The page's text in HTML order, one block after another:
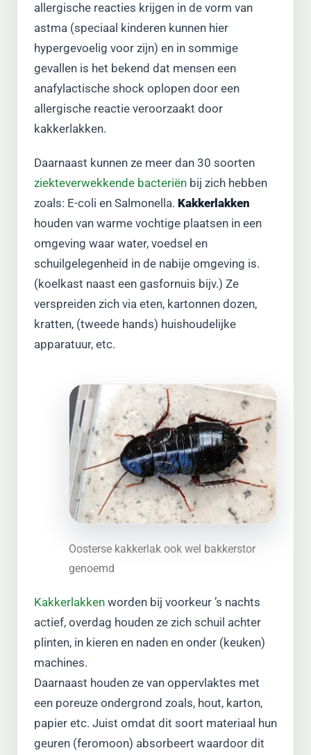
allergische reacties krijgen in de vorm van
astma (speciaal kinderen kunnen hier
hypergevoelig voor zijn) en in sommige
gevallen is het bekend dat mensen een
anafylactische shock oplopen door een
allergische reactie veroorzaakt door
kakkerlakken.
Daarnaast kunnen ze meer dan 30 soorten
ziekteverwekkende bacteriën bij zich hebben
zoals: E-coli en Salmonella. Kakkerlakken
houden van warme vochtige plaatsen in een
omgeving waar water, voedsel en
schuilgelegenheid in de nabije omgeving is.
(koelkast naast een gasfornuis bijv.) Ze
verspreiden zich via eten, kartonnen dozen,
kratten, (tweede hands) huishoudelijke
apparatuur, etc.
Oosterse kakkerlak ook wel bakkerstor
genoemd
Kakkerlakken worden bij voorkeur ’s nachts
actief, overdag houden ze zich schuil achter
plinten, in kieren en naden en onder (keuken)
machines.
Daarnaast houden ze van oppervlaktes met
een poreuze ondergrond zoals, hout, karton,
papier etc. Juist omdat dit soort materiaal hun
geuren (feromoon) absorbeert waardoor dit